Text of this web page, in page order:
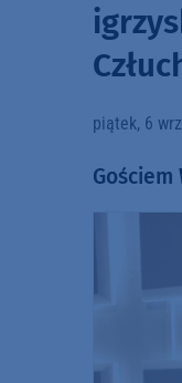
piątek, 6
Gościem